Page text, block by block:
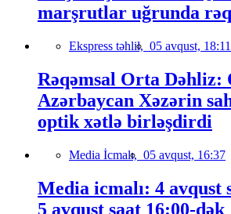
marşrutlar uğrunda
Ekspress təhlil, 05 avqust, 18:11
Rəqəmsal Orta Dəhliz:
Azərbaycan Xəzərin
optik xətlə birləşdirdi
Media İcmalı, 05 avqust, 16:37
Media icmalı: 4 avqust
5 avqust saat 16:00-dək